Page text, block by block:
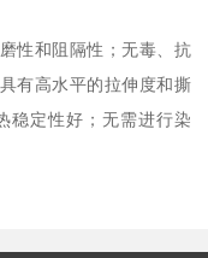
性和阻隔性；无毒、抗
有高水平的拉伸度和撕
稳定性好；无需进行染